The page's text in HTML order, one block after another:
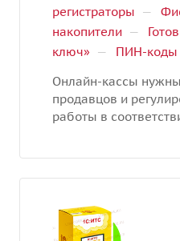
регистраторы —
накопители —
ключ» —
ПИН-
Онлайн-кассы
продавцов и
работы в